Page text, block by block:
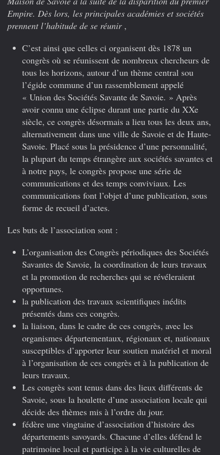
Empire. Dès lors, les principales académies et sociétés
prennent l’habitude de se réunir ,
C’est ainsi que celles ci organisent dès 1878 un
congrès où se réunissent de nombreux chercheurs de
tous les horizons, autour d’un thème central sou
l’égide commune d’un rassemblement appelé
« Union des Sociétés Savante de Savoie. » Après
avoir connu une éclipse durant une partie du XXe
siècle, ce congrès désormais a lieu tous les deux ans,
alternativement dans une ville de Savoie et de Haute-
Savoie. Placé sous la présidence d’une personnalité,
la plupart du temps étrangère aux sociétés savantes et
à notre pays, le congrès propose une série de
communications et des temps conviviaux. Les
communications font l’objet d’une publication, sous
forme de recueil d’actes.
Les buts de l’association sont :
L’organisation des Congrès périodiques des Sociétés
Savantes de Savoie, la coordination de leurs travaux
et la promotion de recherches qui se révéleraient
opportunes.
la publication des travaux scientifiques inédits
présentés dans ces congrès.
la liaison, dans le cadre de ces congrès, avec les
organismes départementaux, régionaux et, nationaux
susceptibles d’apporter leur soutien matériel et moral
à l’organisation de ces congrès et à la publication de
leurs travaux.
Les congrès sont tenus dans des lieux différents de
Savoie, sous la houlette d’une association locale qui
décide des thèmes mis à l’ordre du jour.
fédère une vingtaine d’association d’histoire des
départements savoyards. Chacune d’elles défend le
patrimoine local et participe à la vie culturelles de